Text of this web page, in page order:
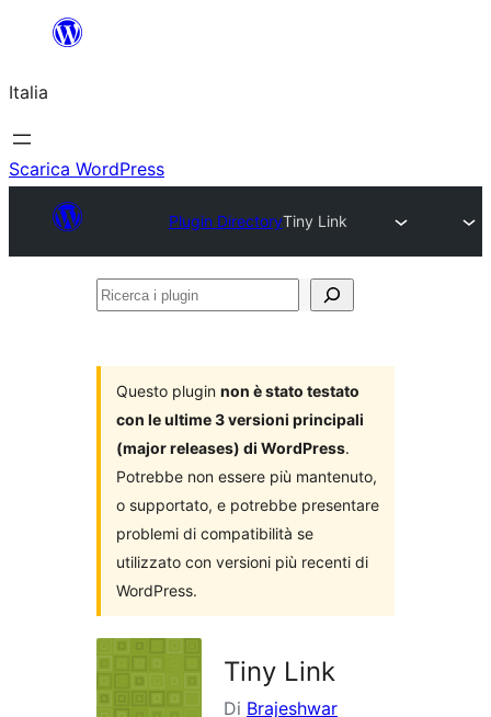
contenuto
Italia
Scarica WordPress
Plugin DirectoryTiny Link
Ricerca
Questo plugin non è stato testato
con le ultime 3 versioni principali
(major releases) di WordPress.
Potrebbe non essere più mantenuto,
o supportato, e potrebbe presentare
problemi di compatibilità se
utilizzato con versioni più recenti di
WordPress.
Tiny Link
Di Brajeshwar